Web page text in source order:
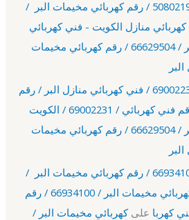
كهربائي مخيمات البر / 50802191 / رقم كهربائي مخيمات البر /
منازل الكويت - فني كهربائي
كهربائي مخيمات البر / 66629504 / رقم كهربائي مخيمات
كهربائي مخيمات البر / 69002231 / فني كهربائي منازل البر / رقم
/ 69002231 / الكويت
كهربائي مخيمات البر / 66629504 / رقم كهربائي مخيمات
كهربائي مخيمات البر / 66934100 / رقم كهربائي مخيمات البر /
فني كهربائي منازل البر كهربائي مخيمات البر / 66934100 / رقم
كهربا علىكهربائي مخيمات البر /